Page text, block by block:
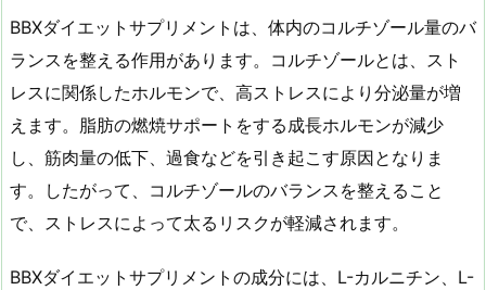
BBXダイエットサプリメントは、体内のコルチゾール量のバ
ランスを整える作用があります。コルチゾールとは、スト
レスに関係したホルモンで、高ストレスにより分泌量が増
えます。脂肪の燃焼サポートをする成長ホルモンが減少
し、筋肉量の低下、過食などを引き起こす原因となりま
す。したがって、コルチゾールのバランスを整えること
で、ストレスによって太るリスクが軽減されます。
BBXダイエットサプリメントの成分には、L-カルニチン、L-